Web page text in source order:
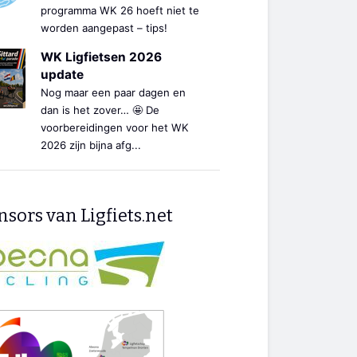
programma WK 26 hoeft niet te
worden aangepast – tips!
WK Ligfietsen 2026
update
Nog maar een paar dagen en
dan is het zover… 🤩 De
voorbereidingen voor het WK
2026 zijn bijna afg...
van Ligfiets.net